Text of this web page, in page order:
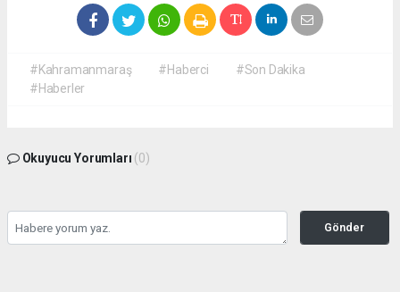
#Kahramanmaraş #Haberci
#Son Dakika
#Haberler
Okuyucu Yorumları (0)
Gönder